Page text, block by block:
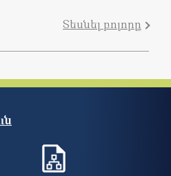
Տեսնել բոլորը